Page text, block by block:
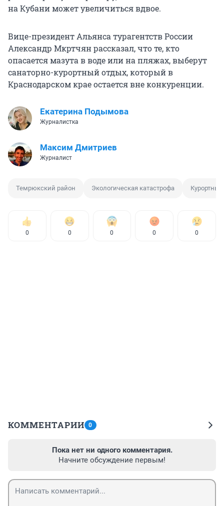
на Кубани может увеличиться вдвое.
Вице-президент Альянса турагентств России
Александр Мкртчян рассказал, что те, кто
опасается мазута в воде или на пляжах, выберут
санаторно-курортный отдых, который в
Краснодарском крае остается вне конкуренции.
Екатерина Подымова
Журналистка
Максим Дмитриев
Журналист
Темрюкский район Экологическая катастрофа
0 0 0 0 0
КОММЕНТАРИИ 0
Пока нет ни одного комментария.
Начните обсуждение первым!